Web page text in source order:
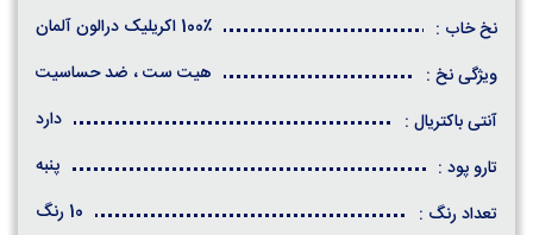
نخ خاب :
100٪ اکریلیک درالون آلمان
ویژگی نخ :
هیت ست ، ضد حساسیت
آنتی باکتریال :
دارد
تارو پود :
پنبه
تعداد رنگ :
10 رنگ